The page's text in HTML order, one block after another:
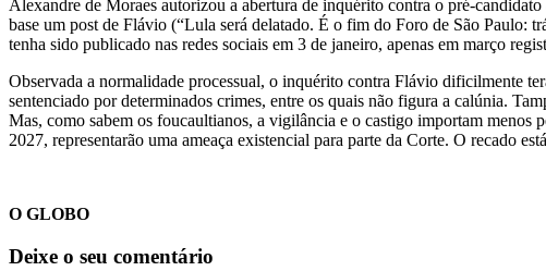
Alexandre de Moraes autorizou a abertura de inquérito contra o pré-
base um post de Flávio (“Lula será delatado. É o fim do Foro de São Paulo:
tenha sido publicado nas redes sociais em 3 de janeiro, apenas em março
Observada a normalidade processual, o inquérito contra Flávio dificilmente
sentenciado por determinados crimes, entre os quais não figura a calúnia.
Mas, como sabem os foucaultianos, a vigilância e o castigo importam menos
2027, representarão uma ameaça existencial para parte da Corte. O recado
O GLOBO
Deixe o seu comentário